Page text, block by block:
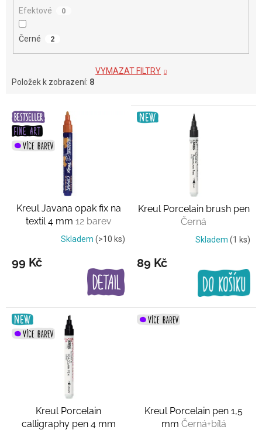
Efektové 0
Černé 2
VYMAZAT FILTRY
Položek k zobrazení: 8
V
p
ů
Kreul Javana opak fix na
textil 4 mm 12 barev
Skladem (>10 ks)
99 Kč
Kreul Porcelain brush pen
Černá
Skladem (1 ks)
89 Kč
Kreul Porcelain
calligraphy pen 4 mm
Kreul Porcelain pen 1,5
mm Černá+bílá